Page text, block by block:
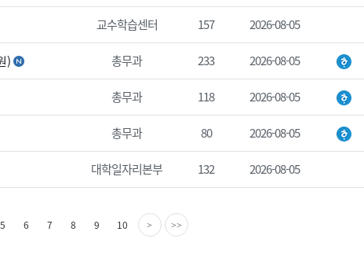
교수학습센터 157 2026-08-05
) 총무과 233 2026-08-05
총무과 118 2026-08-05
총무과 80 2026-08-05
대학일자리본부 132 2026-08-05
5 6 7 8 9 10 > 다
음
>> 마
지